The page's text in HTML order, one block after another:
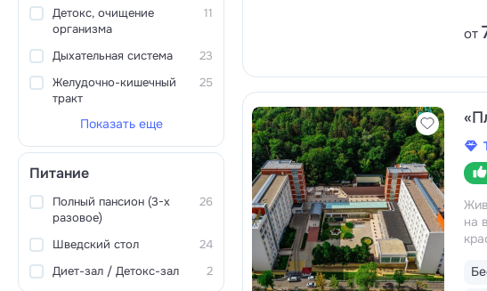
Детокс, очищение
организма
11
Дыхательная система
23
Желудочно-кишечный
тракт
25
Показать еще
Питание
Полный пансион (3-х
разовое)
26
Шведский стол
24
Диет-зал / Детокс-зал
2
от
на